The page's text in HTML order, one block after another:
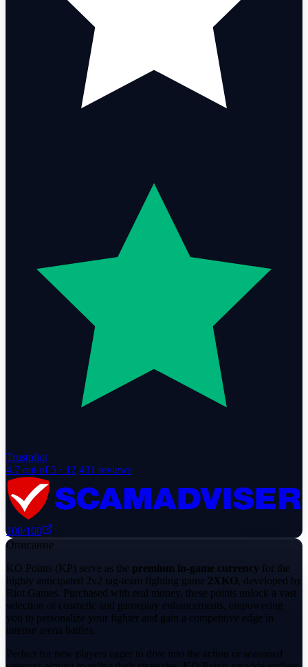
Trustpilot
4.7 out of 5 · 12,431 reviews
100/100
Описание
KO Points (KP) serve as the premium in-game currency for the
highly anticipated 2v2 tag-team fighting game 2XKO, developed by
Riot Games. Purchased with real money, these points unlock a vast
selection of cosmetic and gameplay enhancements, empowering
you to personalize your fighter and gain a competitive edge in
intense arena battles.
Perfect for new players eager to dive into the action or seasoned